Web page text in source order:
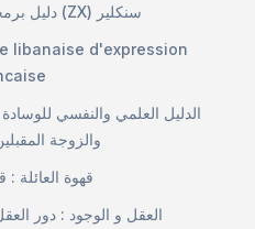
دليل برمجة حاسب سبكتروم (ZX) سنكلير
libanaise d'expression
الدليل العلمي والنفسي للوسادة
والزوجة
قهوة العائلة
العقل و الوجود : دور